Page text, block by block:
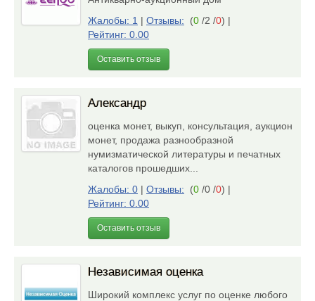
Жалобы: 1 | Отзывы: (0 /2 /0) |
Рейтинг: 0.00
Оставить отзыв
Александр
оценка монет, выкуп, консультация, аукцион
монет, продажа разнообразной
нумизматической литературы и печатных
каталогов прошедших...
Жалобы: 0 | Отзывы: (0 /0 /0) |
Рейтинг: 0.00
Оставить отзыв
Независимая оценка
Широкий комплекс услуг по оценке любого